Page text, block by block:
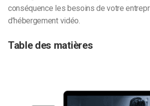
conséquence les besoins de votre
d’hébergement vidéo.
Table des matières